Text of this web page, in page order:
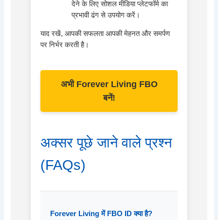
देने के लिए सोशल मीडिया प्लेटफॉर्म का
प्रभावी ढंग से उपयोग करें।
याद रखें, आपकी सफलता आपकी मेहनत और समर्पण
पर निर्भर करती है।
अभी Forever Living FBO
बनें!
अक्सर पूछे जाने वाले प्रश्न
(FAQs)
Forever Living में FBO ID क्या है?